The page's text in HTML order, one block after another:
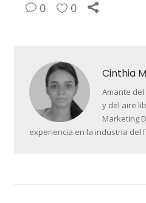
0 0
Cinthia
Amante
y del aire
Marketing
experiencia en la industria del